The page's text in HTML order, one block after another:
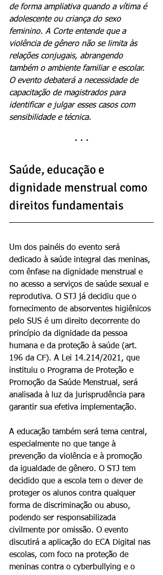
de forma ampliativa quando a vítima é
adolescente ou criança do sexo
feminino. A Corte entende que a
violência de gênero não se limita às
relações conjugais, abrangendo
também o ambiente familiar e escolar.
O evento debaterá a necessidade de
capacitação de magistrados para
identificar e julgar esses casos com
sensibilidade e técnica.
· · ·
Saúde, educação e
dignidade menstrual como
direitos fundamentais
Um dos painéis do evento será
dedicado à saúde integral das meninas,
com ênfase na dignidade menstrual e
no acesso a serviços de saúde sexual e
reprodutiva. O STJ já decidiu que o
fornecimento de absorventes higiênicos
pelo SUS é um direito decorrente do
princípio da dignidade da pessoa
humana e da proteção à saúde (art.
196 da CF). A Lei 14.214/2021, que
instituiu o Programa de Proteção e
Promoção da Saúde Menstrual, será
analisada à luz da jurisprudência para
garantir sua efetiva implementação.
A educação também será tema central,
especialmente no que tange à
prevenção da violência e à promoção
da igualdade de gênero. O STJ tem
decidido que a escola tem o dever de
proteger os alunos contra qualquer
forma de discriminação ou abuso,
podendo ser responsabilizada
civilmente por omissão. O evento
discutirá a aplicação do ECA Digital nas
escolas, com foco na proteção de
meninas contra o cyberbullying e o